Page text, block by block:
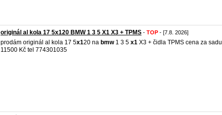
originál al kola 17 5x120 BMW 1 3 5 X1 X3 + TPMS - TOP - [7.8. 2026]
prodám originál al kola 17 5x120 na bmw1 3 5 x1 X3 + čidla TPMS cena za sadu
11500 Kč tel 774301035